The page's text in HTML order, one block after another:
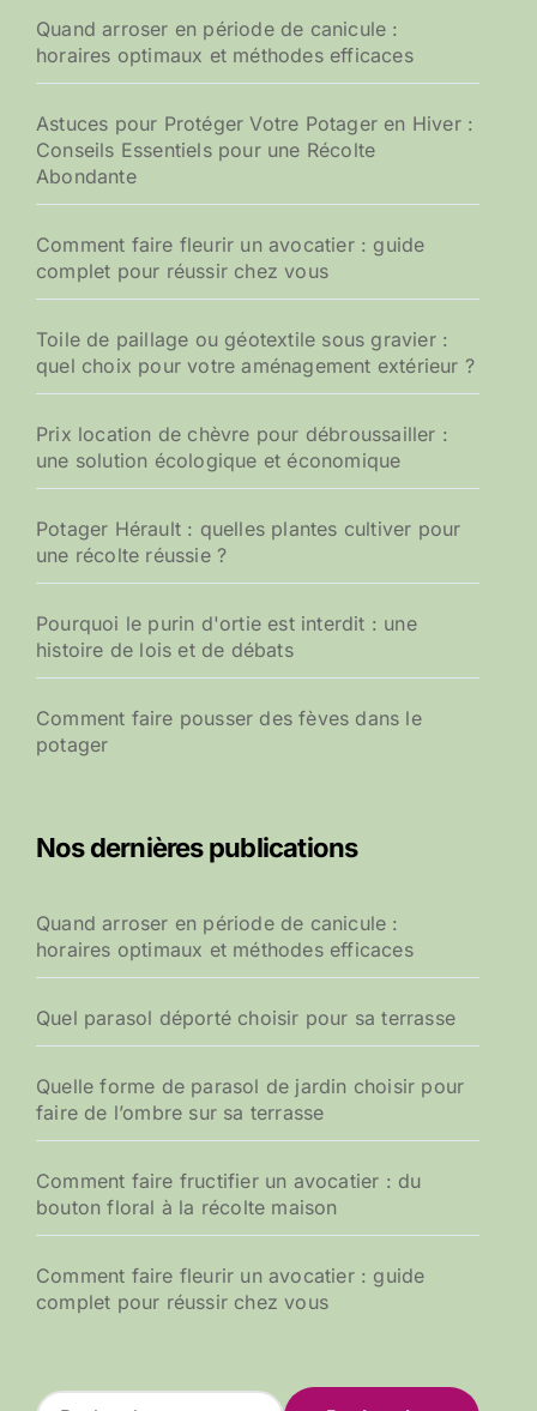
Quand arroser en période de canicule :
horaires optimaux et méthodes efficaces
Astuces pour Protéger Votre Potager en Hiver :
Conseils Essentiels pour une Récolte
Abondante
Comment faire fleurir un avocatier : guide
complet pour réussir chez vous
Toile de paillage ou géotextile sous gravier :
quel choix pour votre aménagement extérieur ?
Prix location de chèvre pour débroussailler :
une solution écologique et économique
Potager Hérault : quelles plantes cultiver pour
une récolte réussie ?
Pourquoi le purin d'ortie est interdit : une
histoire de lois et de débats
Comment faire pousser des fèves dans le
potager
Nos dernières publications
Quand arroser en période de canicule :
horaires optimaux et méthodes efficaces
Quel parasol déporté choisir pour sa terrasse
Quelle forme de parasol de jardin choisir pour
faire de l’ombre sur sa terrasse
Comment faire fructifier un avocatier : du
bouton floral à la récolte maison
Comment faire fleurir un avocatier : guide
complet pour réussir chez vous
R